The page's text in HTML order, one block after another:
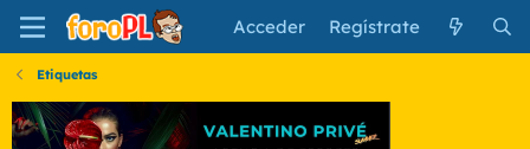
Acceder Regístrate
Etiquetas